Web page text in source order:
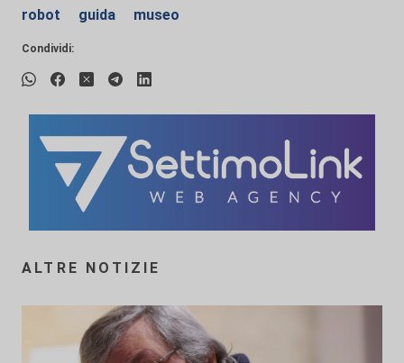
robot guida museo
Condividi:
ALTRE NOTIZIE